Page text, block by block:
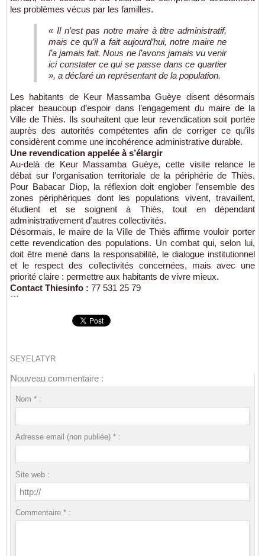
les problèmes vécus par les familles.
« Il n’est pas notre maire à titre administratif,
mais ce qu’il a fait aujourd’hui, notre maire ne
l’a jamais fait. Nous ne l’avons jamais vu venir
ici constater ce qui se passe dans ce quartier
», a déclaré un représentant de la population.
Les habitants de Keur Massamba Guèye disent désormais
placer beaucoup d’espoir dans l’engagement du maire de la
Ville de Thiès. Ils souhaitent que leur revendication soit portée
auprès des autorités compétentes afin de corriger ce qu’ils
considèrent comme une incohérence administrative durable.
Une revendication appelée à s’élargir
Au-delà de Keur Massamba Guèye, cette visite relance le
débat sur l’organisation territoriale de la périphérie de Thiès.
Pour Babacar Diop, la réflexion doit englober l’ensemble des
zones périphériques dont les populations vivent, travaillent,
étudient et se soignent à Thiès, tout en dépendant
administrativement d’autres collectivités.
Désormais, le maire de la Ville de Thiès affirme vouloir porter
cette revendication des populations. Un combat qui, selon lui,
doit être mené dans la responsabilité, le dialogue institutionnel
et le respect des collectivités concernées, mais avec une
priorité claire : permettre aux habitants de vivre mieux.
Contact Thiesinfo : 77 531 25 79
```
SEYELATYR
Nouveau commentaire :
Nom * :
Adresse email (non publiée) * :
Site web :
Commentaire * :